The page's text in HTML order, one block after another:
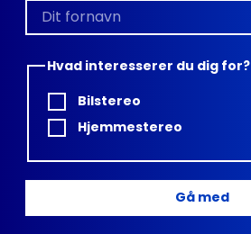
Hvad interesserer du dig for?
Bilstereo
Hjemmestereo
Gå med